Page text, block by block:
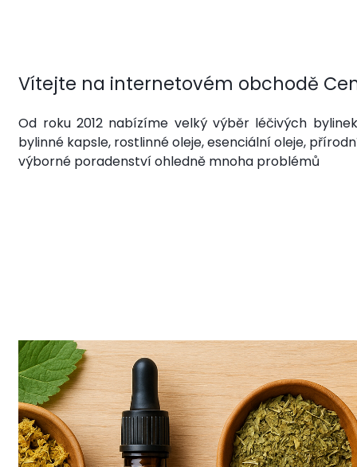
Vítejte na internetovém obchodě
Od roku 2012 nabízíme velký výběr léčivých
bylinné kapsle, rostlinné oleje, esenciální oleje,
výborné poradenství ohledně mnoha problémů